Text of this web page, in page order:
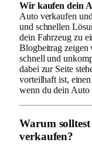
Wir kaufen dein
Auto verkaufen
und schnellen
dein Fahrzeug zu
Blogbeitrag
schnell und
dabei zur Seite
vorteilhaft ist,
wenn du dein Auto
Warum
verkaufen?